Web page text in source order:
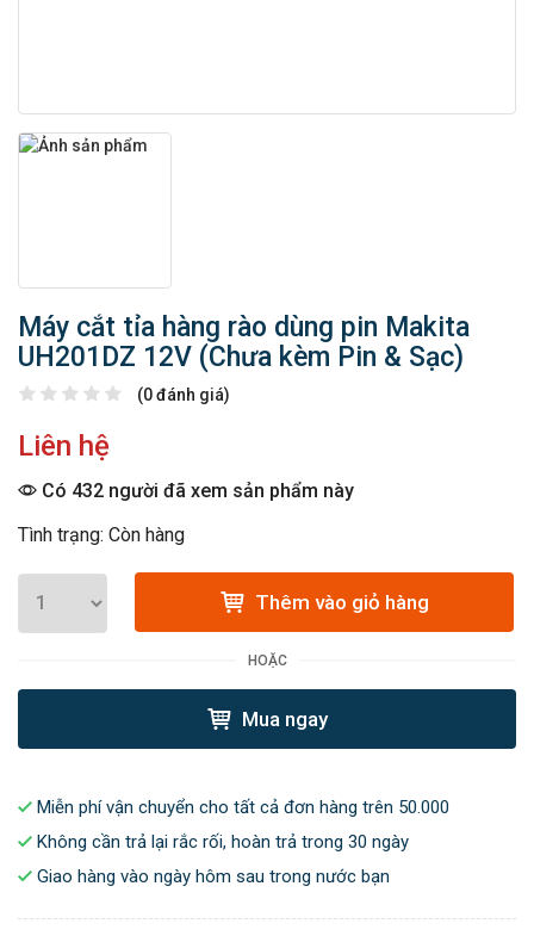
Máy cắt tỉa hàng rào dùng pin Makita
UH201DZ 12V (Chưa kèm Pin & Sạc)
(0 đánh giá)
Liên hệ
Có 432 người đã xem sản phẩm này
Tình trạng: Còn hàng
Thêm vào giỏ hàng
HOẶC
Mua ngay
Miễn phí vận chuyển cho tất cả đơn hàng trên 50.000
Không cần trả lại rắc rối, hoàn trả trong 30 ngày
Giao hàng vào ngày hôm sau trong nước bạn